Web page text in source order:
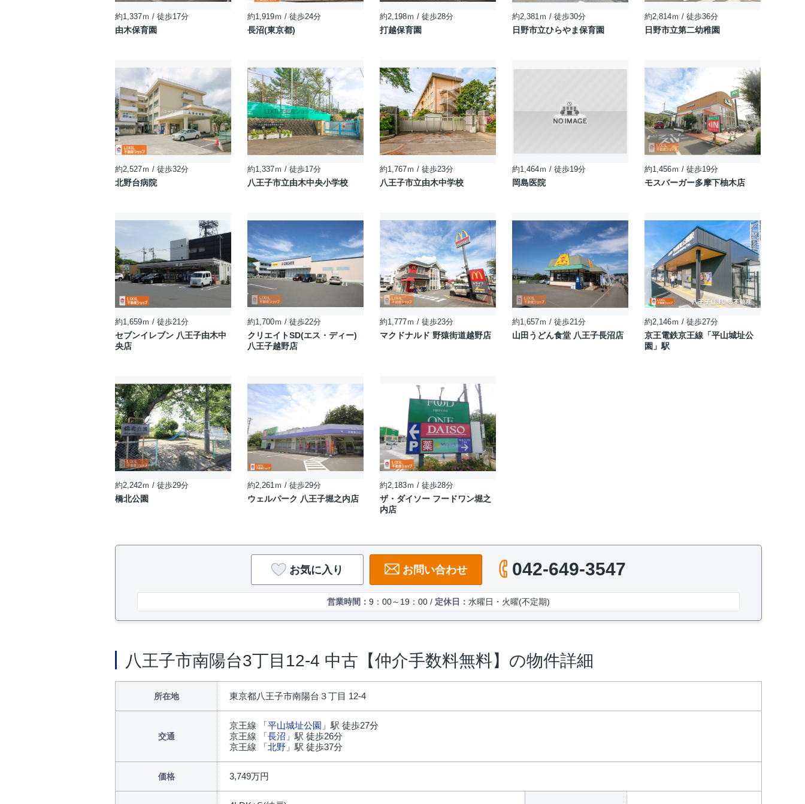
約1,337ｍ / 徒歩17分
由木保育園
約1,919ｍ / 徒歩24分
長沼(東京都)
約2,198ｍ / 徒歩28分
打越保育園
約2,381ｍ / 徒歩30分
日野市立ひらやま保育園
約2,814ｍ / 徒歩36分
日野市立第二幼稚園
約2,527ｍ / 徒歩32分
北野台病院
約1,337ｍ / 徒歩17分
八王子市立由木中央小学校
約1,767ｍ / 徒歩23分
八王子市立由木中学校
約1,464ｍ / 徒歩19分
岡島医院
約1,456ｍ / 徒歩19分
モスバーガー多摩下柚木店
約1,659ｍ / 徒歩21分
セブンイレブン 八王子由木中
央店
約1,700ｍ / 徒歩22分
クリエイトSD(エス・ディー)
八王子越野店
約1,777ｍ / 徒歩23分
マクドナルド 野猿街道越野店
約1,657ｍ / 徒歩21分
山田うどん食堂 八王子長沼店
約2,146ｍ / 徒歩27分
京王電鉄京王線「平山城址公
園」駅
約2,242ｍ / 徒歩29分
橋北公園
約2,261ｍ / 徒歩29分
ウェルパーク 八王子堀之内店
約2,183ｍ / 徒歩28分
ザ・ダイソー フードワン堀之
内店
お気に入り お問い合わせ 042-649-3547
営業時間： 9：00～19：00 / 定休日： 水曜日・火曜(不定期)
八王子市南陽台3丁目12-4 中古【仲介手数料無料】の物件詳細
所在地 東京都八王子市南陽台３丁目 12-4
交通
京王線 「平山城址公園 」駅 徒歩27分
京王線 「長沼 」駅 徒歩26分
京王線 「北野 」駅 徒歩37分
価格 3,749万円